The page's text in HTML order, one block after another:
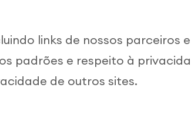
links de nossos parceiros
padrões e respeito à
de outros sites.